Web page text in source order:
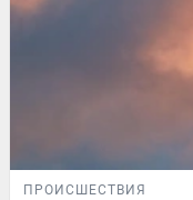
ПРОИСШЕСТВИЯ